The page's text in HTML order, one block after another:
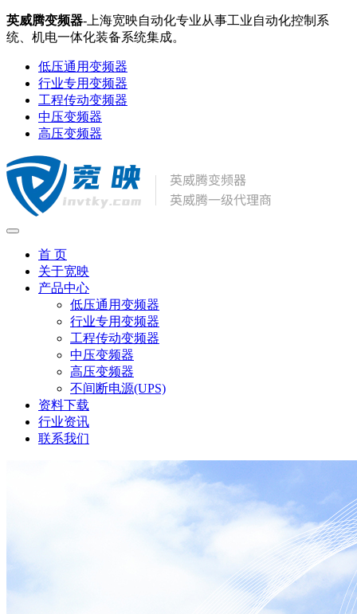
英威腾变频器-上海宽映自动化专业从事工业自动化控制系
统、机电一体化装备系统集成。
低压通用变频器
行业专用变频器
工程传动变频器
中压变频器
高压变频器
首 页
关于宽映
产品中心
低压通用变频器
行业专用变频器
工程传动变频器
中压变频器
高压变频器
不间断电源(UPS)
资料下载
行业资讯
联系我们